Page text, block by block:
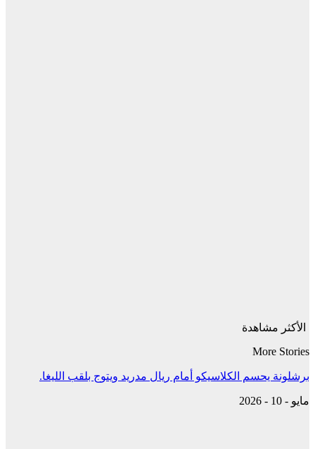
الأكثر مشاهدة
More Stories
برشلونة يحسم الكلاسيكو أمام ريال مدريد ويتوج بلقب الليغا.
مايو - 10 - 2026